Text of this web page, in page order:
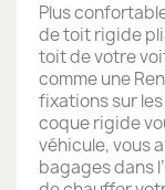
Plus
de toit rigide
toit de votre
comme une
fixations sur
coque rigide
véhicule, vous
bagages dans